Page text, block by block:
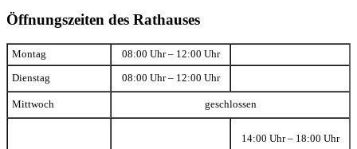
Öffnungszeiten des Rathauses
Montag 08:00 Uhr – 12:00 Uhr
Dienstag 08:00 Uhr – 12:00 Uhr
Mittwoch geschlossen
14:00 Uhr – 18:00 Uhr